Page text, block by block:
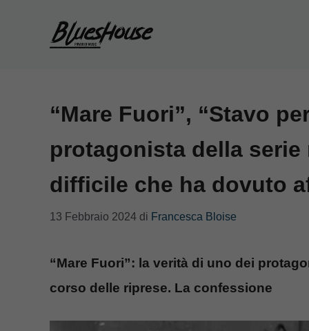
“Mare Fuori”, “Stavo
protagonista della
difficile che ha dovuto
13 Febbraio 2024 di Francesca Bloise
“Mare Fuori”: la verità di uno dei
corso delle riprese. La confessione